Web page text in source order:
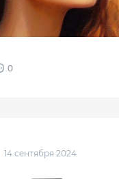
0
14 сентября 2024